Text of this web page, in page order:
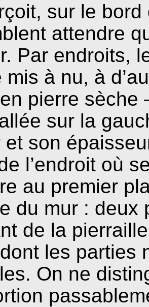
sur le bord
attendre
Par endroits,
mis à nu, à
pierre sèche
sur la
et son
l’endroit où
au premier
du mur : deux
de la
les parties
On ne